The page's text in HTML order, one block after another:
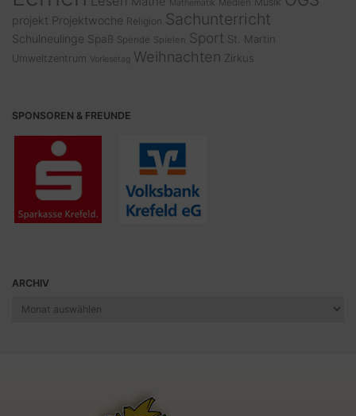
Mathematik Medien
projekt Projektwoche Religion Sachunterricht
Schulneulinge Spaß Spende Spielen Sport St. Martin
Umweltzentrum Vorlesetag Weihnachten Zirkus
SPONSOREN & FREUNDE
ARCHIV
Archiv